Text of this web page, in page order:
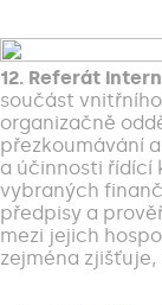
12. Referát
součást
organizačně
přezkoumávání
a účinnosti řídící
vybraných
předpisy a
mezi jejich
zejména zjišťuje,